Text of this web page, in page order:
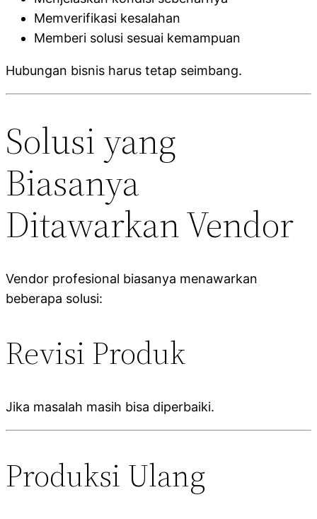
Memverifikasi kesalahan
Memberi solusi sesuai kemampuan
Hubungan bisnis harus tetap seimbang.
Solusi yang
Biasanya
Ditawarkan Vendor
Vendor profesional biasanya menawarkan
beberapa solusi:
Revisi Produk
Jika masalah masih bisa diperbaiki.
Produksi Ulang